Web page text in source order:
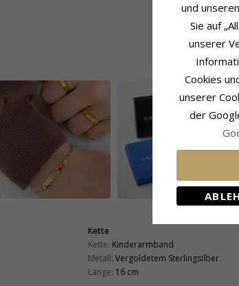
Kette
Kette: Kinderarmband
Metall: Vergoldetem Sterlingsilber
Länge: 16 cm
und
Sie auf
unserer
Cookies
unserer
der